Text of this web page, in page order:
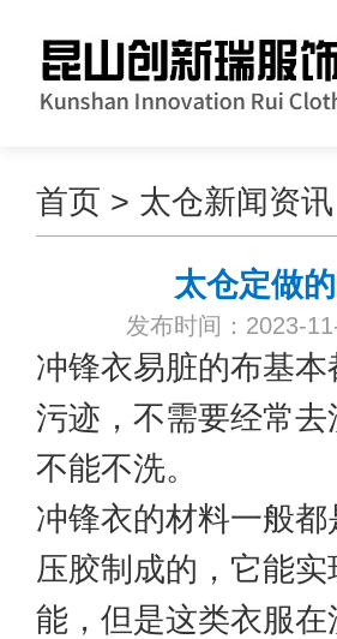
首页 > 太仓新闻资讯
太仓定做
发布时间：2023-
冲锋衣易脏的布基
污迹，不需要经常
不能不洗。
冲锋衣的材料一般
压胶制成的，它能
能，但是这类衣服